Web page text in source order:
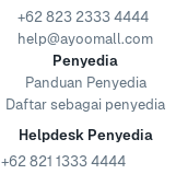
+62 823 2333 4444
help@ayoomall.com
Penyedia
Panduan Penyedia
Daftar sebagai penyedia
Helpdesk Penyedia
+62 821 1333 4444